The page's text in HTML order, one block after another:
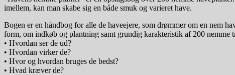
imellem, kan man skabe sig en både smuk og varieret have.
Bogen er en håndbog for alle de haveejere, som drømmer om en nem
form, om indkøb og plantning samt grundig karakteristik af 200 nemme
• Hvordan ser de ud?
• Hvordan virker de?
• Hvor og hvordan bruges de bedst?
• Hvad kræver de?